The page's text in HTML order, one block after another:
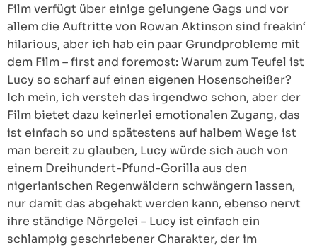
Film verfügt über einige gelungene Gags und vor
allem die Auftritte von Rowan Aktinson sind freakin‘
hilarious, aber ich hab ein paar Grundprobleme mit
dem Film – first and foremost: Warum zum Teufel ist
Lucy so scharf auf einen eigenen Hosenscheißer?
Ich mein, ich versteh das irgendwo schon, aber der
Film bietet dazu keinerlei emotionalen Zugang, das
ist einfach so und spätestens auf halbem Wege ist
man bereit zu glauben, Lucy würde sich auch von
einem Dreihundert-Pfund-Gorilla aus den
nigerianischen Regenwäldern schwängern lassen,
nur damit das abgehakt werden kann, ebenso nervt
ihre ständige Nörgelei – Lucy ist einfach ein
schlampig geschriebener Charakter, der im